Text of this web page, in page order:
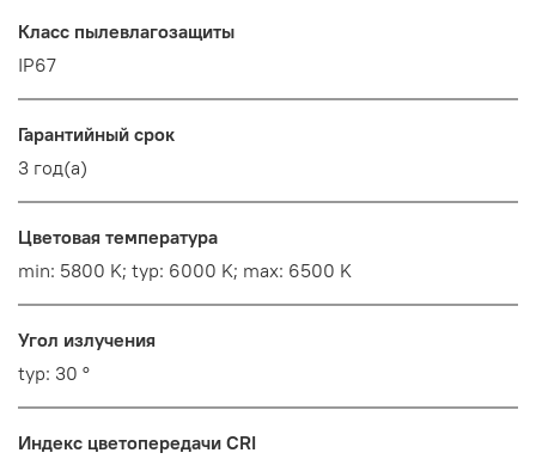
Класс пылевлагозащиты
IP67
Гарантийный срок
3 год(а)
Цветовая температура
min: 5800 K; typ: 6000 K; max: 6500 K
Угол излучения
typ: 30 °
Индекс цветопередачи CRI